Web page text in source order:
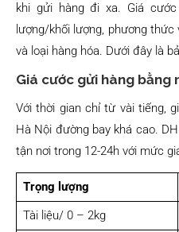
khi gửi hàng đi xa. Giá
lượng/khối lượng, phương
và loại hàng hóa. Dưới đây là
Giá cước gửi hàng bằng
Với thời gian chỉ từ vài tiếng,
Hà Nội đường bay khá cao.
tận nơi trong 12-24h với mức
Trọng lượng
Tài liệu/ 0 – 2kg